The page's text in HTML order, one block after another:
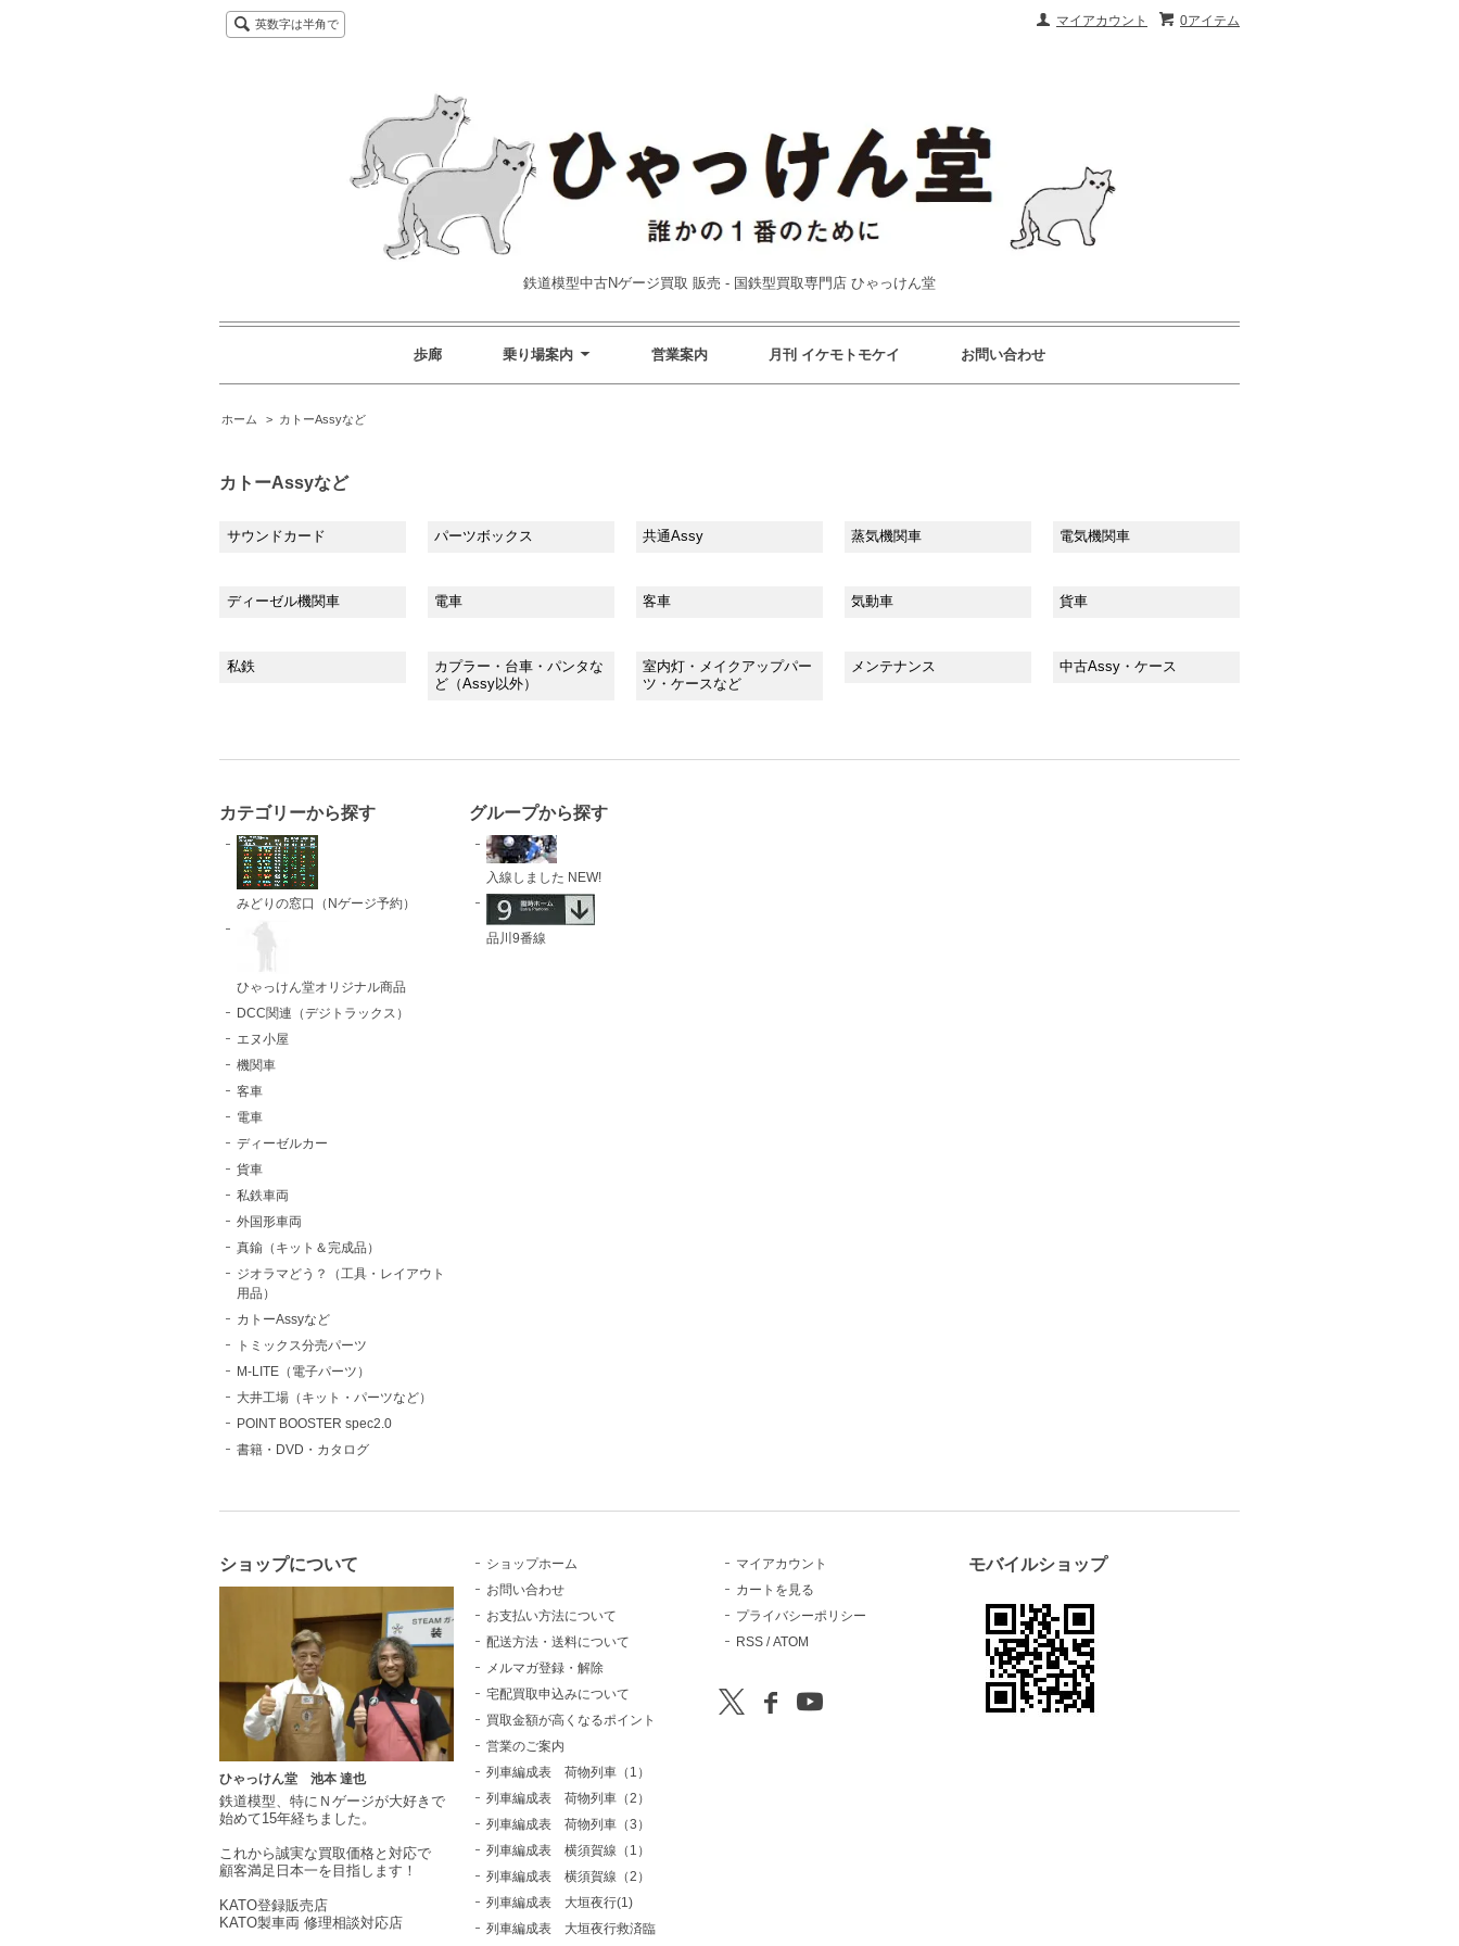
0アイテム
マイアカウント
英数字は半角で
鉄道模型中古Nゲージ買取 販売 - 国鉄型買取専門店 ひゃっけん堂
歩廊 乗り場案内 営業案内 月刊 イケモトモケイ お問い合わせ
ホーム > カトーAssyなど
カトーAssyなど
サウンドカード パーツボックス 共通Assy 蒸気機関車 電気機関車
ディーゼル機関車 電車 客車 気動車 貨車
私鉄
カプラー・台車・パンタな
ど（Assy以外）
室内灯・メイクアップパー
ツ・ケースなど
メンテナンス 中古Assy・ケース
カテゴリーから探す
みどりの窓口（Nゲージ予約）
ひゃっけん堂オリジナル商品
DCC関連（デジトラックス）
エヌ小屋
機関車
客車
電車
ディーゼルカー
貨車
私鉄車両
外国形車両
真鍮（キット＆完成品）
ジオラマどう？（工具・レイアウト
用品）
カトーAssyなど
トミックス分売パーツ
M-LITE（電子パーツ）
大井工場（キット・パーツなど）
POINT BOOSTER spec2.0
書籍・DVD・カタログ
グループから探す
入線しました NEW!
品川9番線
ショップについて
ひゃっけん堂 池本 達也
鉄道模型 、特に Ｎゲージが大好きで
始めて15年経ちました。
これから誠実な買取価格と対応で
顧客満足日本一を目指します！
KATO登録販売店
KATO製車両 修理相談対応店
ショップホーム
お問い合わせ
お支払い方法について
配送方法・送料について
メルマガ登録・解除
宅配買取申込みについて
買取金額が高くなるポイント
営業のご案内
列車編成表 荷物列車（1）
列車編成表 荷物列車（2）
列車編成表 荷物列車（3）
列車編成表 横須賀線（1）
列車編成表 横須賀線（2）
列車編成表 大垣夜行(1)
列車編成表 大垣夜行救済臨
マイアカウント
カートを見る
プライバシーポリシー
RSS /ATOM
モバイルショップ